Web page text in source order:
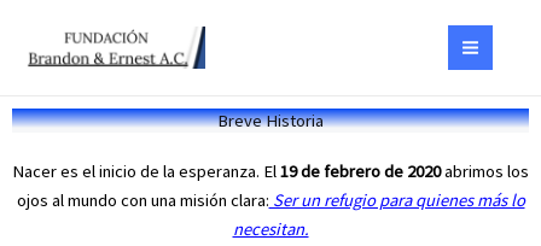
contenido
Breve Historia
Nacer es el inicio de la esperanza. El19 de febrero de 2020abrimos los
ojos al mundo con una misión clara: Ser un refugio para quienes más lo
necesitan.